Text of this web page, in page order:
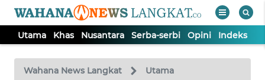
Utama Khas Nusantara Serba-serbi Opini Indeks
Wahana News Langkat Utama
TV
Tutup